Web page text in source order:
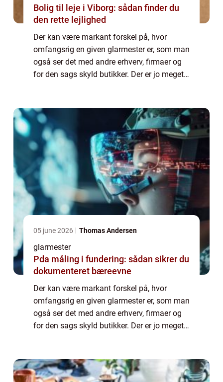
Bolig til leje i Viborg: sådan finder du
den rette lejlighed
Der kan være markant forskel på, hvor
omfangsrig en given glarmester er, som man
også ser det med andre erhverv, firmaer og
for den sags skyld butikker. Der er jo meget
05 june 2026 Thomas Andersen
glarmester
Pda måling i fundering: sådan sikrer du
dokumenteret bæreevne
Der kan være markant forskel på, hvor
omfangsrig en given glarmester er, som man
også ser det med andre erhverv, firmaer og
for den sags skyld butikker. Der er jo meget